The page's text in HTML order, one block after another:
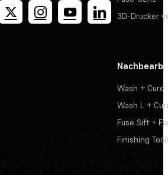
3D-Drucker
Wash + Cure
Wash L +
Fuse Sift +
Finishing